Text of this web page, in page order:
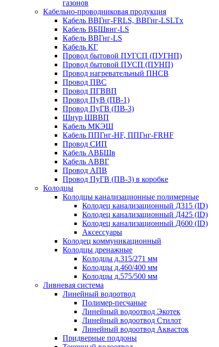
газонов
Кабельно-проводниковая продукция
Кабель ВВГнг-FRLS, ВВГнг-LSLTx
Кабель ВБШвнг-LS
Кабель ВВГнг-LS
Кабель КГ
Провод бытовой ПУГСП (ПУГНП)
Провод бытовой ПУСП (ПУНП)
Провод нагревательный ПНСВ
Провод ПВС
Провод ПГВВП
Провод ПуВ (ПВ-1)
Провод ПуГВ (ПВ-3)
Шнур ШВВП
Кабель МКЭШ
Кабель ППГнг-HF, ППГнг-FRHF
Провод СИП
Кабель АВБШв
Кабель АВВГ
Провод АПВ
Провод ПуГВ (ПВ-3) в коробке
Колодцы
Колодцы канализационные полимерные
Колодец канализационный Д315 (ID)
Колодец канализационный Д425 (ID)
Колодец канализационный Д600 (ID)
Аксессуары
Колодец коммуникационный
Колодцы дренажные
Колодцы д.315/271 мм
Колодцы д.460/400 мм
Колодцы д.575/500 мм
Ливневая система
Линейный водоотвод
Полимер-песчаные
Линейный водоотвод Экотек
Линейный водоотвод Стилот
Линейный водоотвод Аквасток
Придверные поддоны